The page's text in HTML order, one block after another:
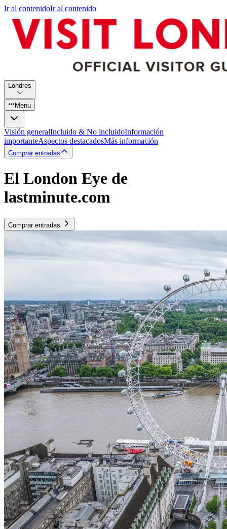
Ir al contenidoIr al contenido
Londres
Menu
Visión generalIncluido & No incluidoInformación
importanteAspectos destacadosMás información
Comprar entradas
El London Eye de
lastminute.com
Comprar entradas